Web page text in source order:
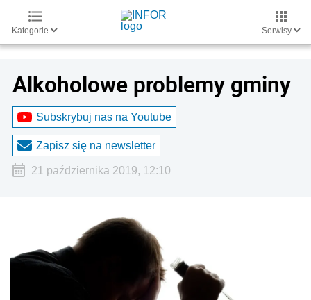
Kategorie Serwisy
Alkoholowe problemy gminy
Subskrybuj nas na Youtube
Zapisz się na newsletter
21 października 2019, 12:10